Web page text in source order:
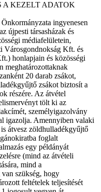
KEZELT ADATOK
ingyenesen
újpesti társasházak és
médiafelületein,
Városgondnokság Kft. és
honlapjain és közösségi
meghatározottaknak
20 darab zsákot,
zsákot biztosít a
részére. Az átvétel
tölt ki az
személyigazolvány
igazolja. Amennyiben valaki
átvesz zöldhulladékgyűjtő
foglalt
egy példányát
(mind az átvételi
mind a
van szükség, hogy
feltételek teljesítését